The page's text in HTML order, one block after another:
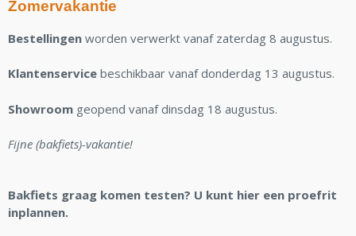
Zomervakantie
Bestellingen worden verwerkt vanaf zaterdag 8 augustus.
Klantenservice beschikbaar vanaf donderdag 13 augustus.
Showroom geopend vanaf dinsdag 18 augustus.
Fijne (bakfiets)-vakantie!
Bakfiets graag komen testen? U kunt hier een proefrit
inplannen.